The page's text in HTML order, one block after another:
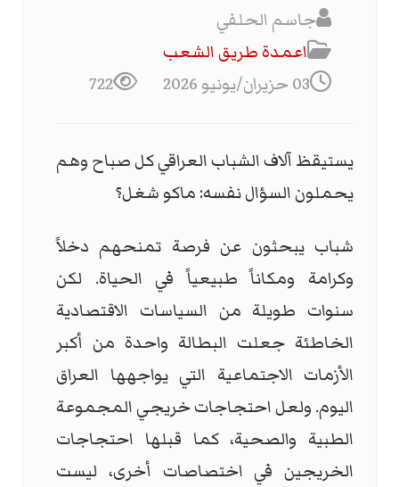
جاسم الحلفي
اعمدة طريق الشعب
03 حزيران/يونيو 2026
722
يستيقظ آلاف الشباب العراقي كل صباح وهم
يحملون السؤال نفسه: ماكو شغل؟
شباب يبحثون عن فرصة تمنحهم دخلاً
وكرامة ومكاناً طبيعياً في الحياة. لكن
سنوات طويلة من السياسات الاقتصادية
الخاطئة جعلت البطالة واحدة من أكبر
الأزمات الاجتماعية التي يواجهها العراق
اليوم. ولعل احتجاجات خريجي المجموعة
الطبية والصحية، كما قبلها احتجاجات
الخريجين في اختصاصات أخرى، ليست